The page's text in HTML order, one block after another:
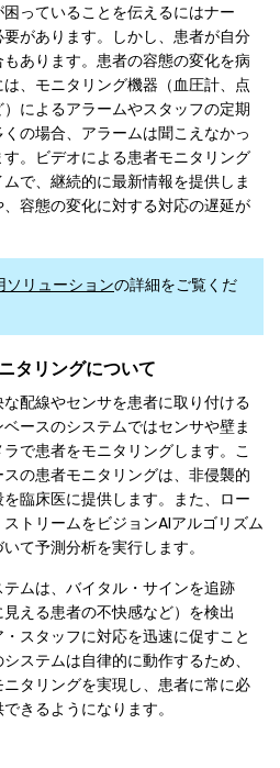
っていることを伝えるにはナー
があります。しかし、患者が自分
あります。患者の容態の変化を病
、モニタリング機器（血圧計、点
によるアラームやスタッフの定期
の場合、アラームは聞こえなかっ
。ビデオによる患者モニタリング
で、継続的に最新情報を提供しま
容態の変化に対する対応の遅延が
リューションの詳細をご覧くだ
タリングについて
配線やセンサを患者に取り付ける
ースのシステムではセンサや壁ま
で患者をモニタリングします。こ
の患者モニタリングは、非侵襲的
臨床医に提供します。また、ロー
トリームをビジョンAIアルゴリズム
て予測分析を実行します。
ムは、バイタル・サインを追跡
える患者の不快感など）を検出
スタッフに対応を迅速に促すこと
ステムは自律的に動作するため、
タリングを実現し、患者に常に必
きるようになります。